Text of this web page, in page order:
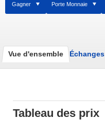
Gagner Porte Monnaie
Vue d'ensemble Échanges
Tableau des prix